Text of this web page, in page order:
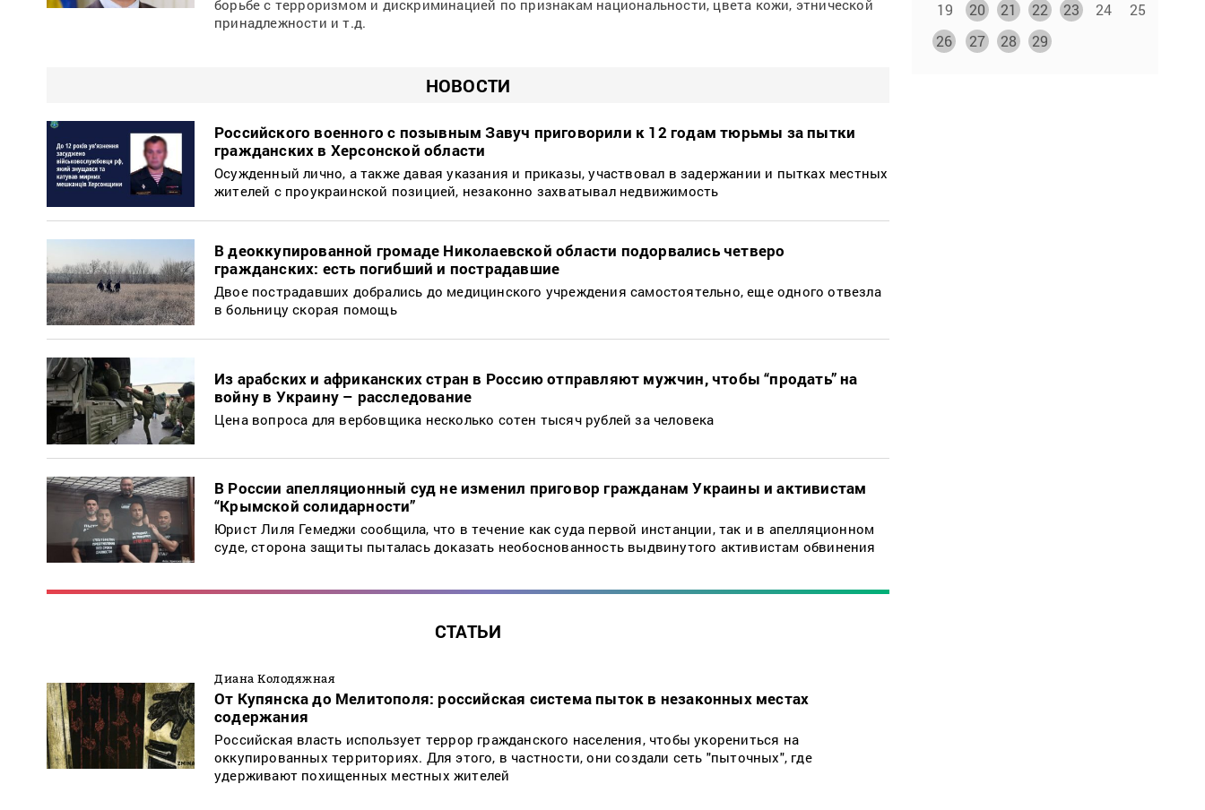
борьбе с терроризмом и дискриминацией по признакам национальности, цвета кожи, этнической
принадлежности и т.д.
НОВОСТИ
Российского военного с позывным Завуч приговорили к 12 годам тюрьмы за пытки
гражданских в Херсонской области
Осужденный лично, а также давая указания и приказы, участвовал в задержании и пытках местных
жителей с проукраинской позицией, незаконно захватывал недвижимость
В деоккупированной громаде Николаевской области подорвались четверо
гражданских: есть погибший и пострадавшие
Двое пострадавших добрались до медицинского учреждения самостоятельно, еще одного отвезла
в больницу скорая помощь
Из арабских и африканских стран в Россию отправляют мужчин, чтобы “продать” на
войну в Украину – расследование
Цена вопроса для вербовщика несколько сотен тысяч рублей за человека
В России апелляционный суд не изменил приговор гражданам Украины и активистам
“Крымской солидарности”
Юрист Лиля Гемеджи сообщила, что в течение как суда первой инстанции, так и в апелляционном
суде, сторона защиты пыталась доказать необоснованность выдвинутого активистам обвинения
СТАТЬИ
Диана Колодяжная
От Купянска до Мелитополя: российская система пыток в незаконных местах
содержания
Российская власть использует террор гражданского населения, чтобы укорениться на
оккупированных территориях. Для этого, в частности, они создали сеть "пыточных", где
удерживают похищенных местных жителей
19
20 21 22 23 24
25
26
27 28 29